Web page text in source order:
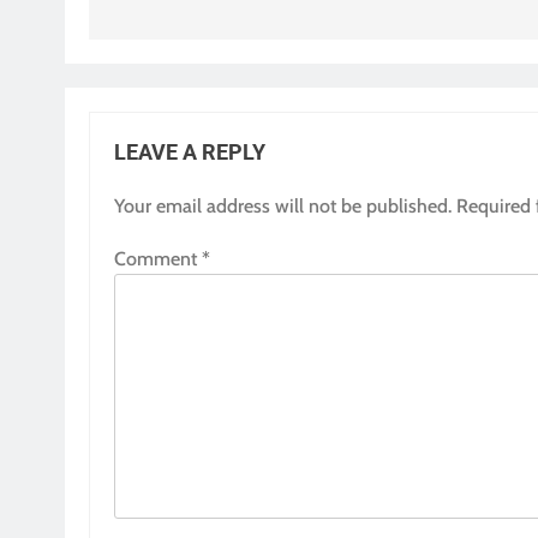
LEAVE A REPLY
Your email address will not be published.
Comment *